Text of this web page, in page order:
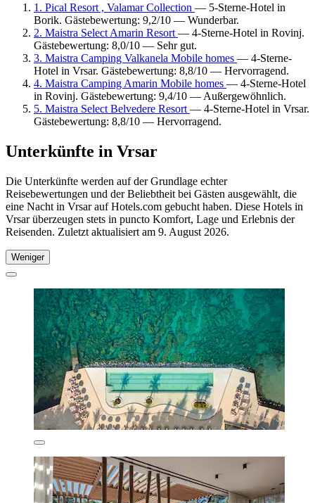
1. Pical Resort , Valamar Collection — 5-Sterne-Hotel in
Borik. Gästebewertung: 9,2/10 — Wunderbar.
2. Maistra Select Amarin Resort — 4-Sterne-Hotel in Rovinj.
Gästebewertung: 8,0/10 — Sehr gut.
3. Maistra Camping Valkanela Mobile homes — 4-Sterne-
Hotel in Vrsar. Gästebewertung: 8,8/10 — Hervorragend.
4. Maistra Camping Amarin Mobile homes — 4-Sterne-Hotel
in Rovinj. Gästebewertung: 9,4/10 — Außergewöhnlich.
5. Maistra Select Belvedere Resort — 4-Sterne-Hotel in Vrsar.
Gästebewertung: 8,8/10 — Hervorragend.
Unterkünfte in Vrsar
Die Unterkünfte werden auf der Grundlage echter
Reisebewertungen und der Beliebtheit bei Gästen ausgewählt, die
eine Nacht in Vrsar auf Hotels.com gebucht haben. Diese Hotels in
Vrsar überzeugen stets in puncto Komfort, Lage und Erlebnis der
Reisenden. Zuletzt aktualisiert am 9. August 2026.
Weniger